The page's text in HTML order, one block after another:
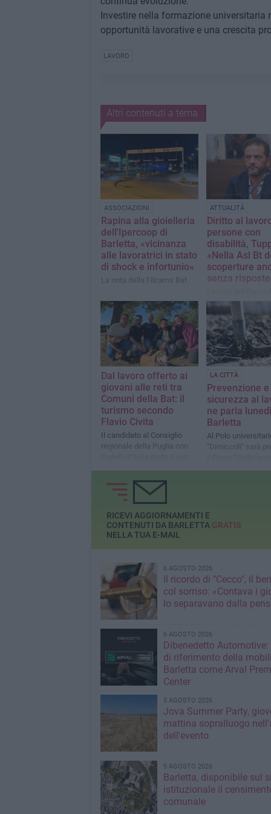
Investire nella formazione universitaria
opportunità lavorative e una crescita
LAVORO
Altri contenuti a tema
ASSOCIAZIONI
Rapina alla gioielleria
dell'Ipercoop di
Barletta, «vicinanza
alle lavoratrici in stato
di shock e infortunio»
La nota della Filcams Bat
ATTUALITÀ
Diritto al
persone con
disabilità,
«Nella Asl Bt
scoperture
senza
Comunale Vito
Dal lavoro offerto ai
giovani alle reti tra
Comuni della Bat: il
turismo secondo
Flavio Civita
Il candidato al Consiglio
regionale della Puglia con
dato in concessione la mia
struttura ricettiva ad
andriesi che volevano
rientrare dall’estero»
LA CITTÀ
Prevenzione e
sicurezza al
ne parla
Barletta
Al Polo
"Dimiccoli" sarà
l’agricoltura in
RICEVI AGGIORNAMENTI E
CONTENUTI DA BARLETTA GRATIS
NELLA TUA E-MAIL
6 AGOSTO 2026
Il ricordo di "Cecco", il
col sorriso: «Contava i
lo separavano dalla
6 AGOSTO 2026
Dibenedetto
di riferimento della
Barletta come Arval
Center
5 AGOSTO 2026
Jova Summer Party,
mattina sopralluogo
dell'evento
5 AGOSTO 2026
Barletta, disponibile sul
istituzionale il
comunale